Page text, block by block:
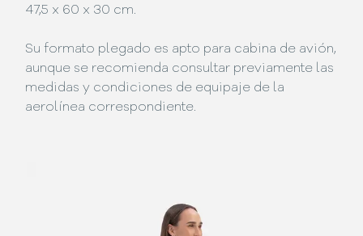
47,5 x 60 x 30 cm.
Su formato plegado es apto para cabina de avión,
aunque se recomienda consultar previamente las
medidas y condiciones de equipaje de la
aerolínea correspondiente.